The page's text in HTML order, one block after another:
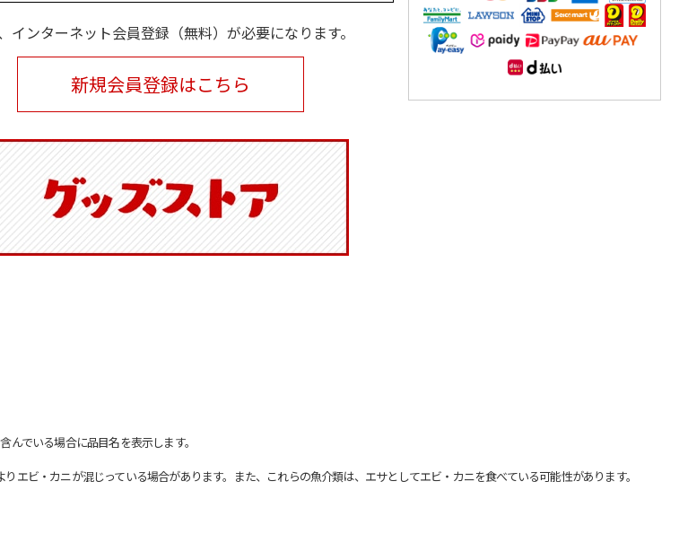
インターネット会員登録（無料）が必要になります。
新規会員登録はこちら
でいる場合に品目名を表示します。
ビ・カニが混じっている場合があります。また、これらの魚介類は、エサとしてエビ・カニを食べている可能性があります。